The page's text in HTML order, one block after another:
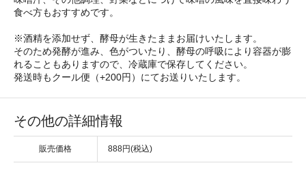
食べ方もおすすめです。
※酒精を添加せず、酵母が生きたままお届けいたします。
そのため発酵が進み、色がついたり、酵母の呼吸により容器が膨
れることもありますので、冷蔵庫で保存してください。
発送時もクール便（+200円）にてお送りいたします。
その他の詳細情報
販売価格 888円(税込)